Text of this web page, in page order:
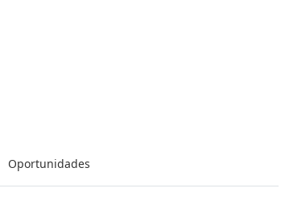
Oportunidades